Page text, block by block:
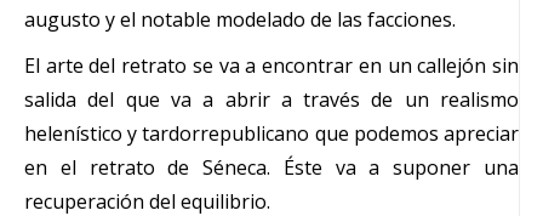
augusto y el notable modelado de las facciones.
El arte del retrato se va a encontrar en un callejón sin
salida del que va a abrir a través de un realismo
helenístico y tardorrepublicano que podemos apreciar
en el retrato de Séneca. Éste va a suponer una
recuperación del equilibrio.